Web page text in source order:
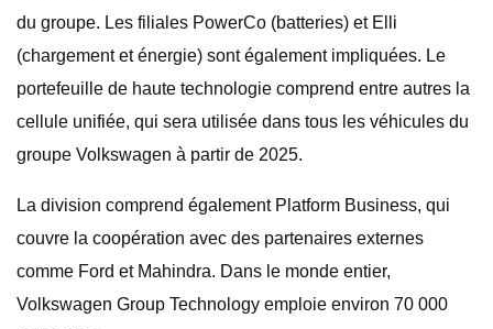
du groupe. Les filiales PowerCo (batteries) et Elli
(chargement et énergie) sont également impliquées. Le
portefeuille de haute technologie comprend entre autres la
cellule unifiée, qui sera utilisée dans tous les véhicules du
groupe Volkswagen à partir de 2025.
La division comprend également Platform Business, qui
couvre la coopération avec des partenaires externes
comme Ford et Mahindra. Dans le monde entier,
Volkswagen Group Technology emploie environ 70 000